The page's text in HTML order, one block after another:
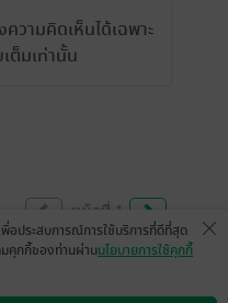
วามคิดเห็นได้เฉพาะ
ต็มเท่านั้น
หน้าที่ 1
อประสบการณ์การใช้บริการที่ดีที่สุด
คุกกี้ของท่านผ่านนโยบายการใช้คุกกี้